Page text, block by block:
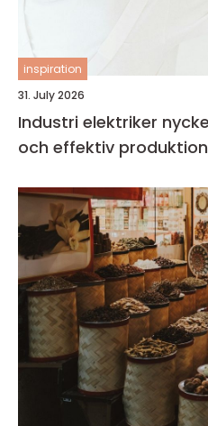
inspiration
31. July 2026
Industri elektriker nyckelperson i en säker
och effektiv produktion